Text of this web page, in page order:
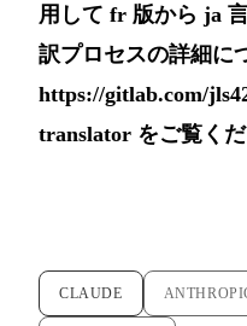
用して fr 版から ja
訳プロセスの詳細に
https://gitlab.com/
translator をご覧くだ
CLAUDE